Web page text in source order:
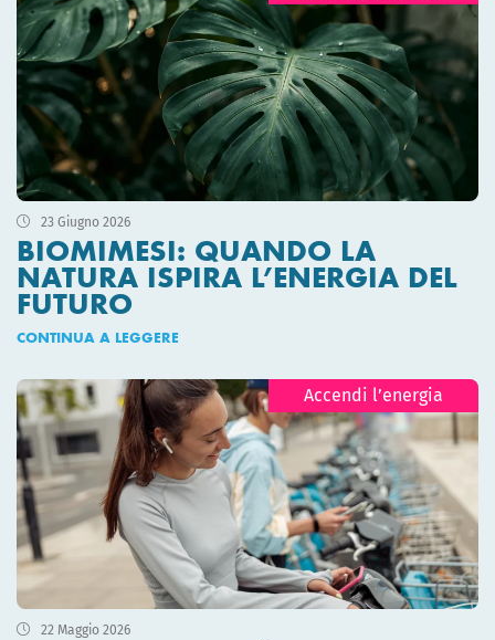
23 Giugno 2026
BIOMIMESI: QUANDO LA
NATURA ISPIRA L’ENERGIA DEL
FUTURO
CONTINUA A LEGGERE
Accendi l’energia
22 Maggio 2026